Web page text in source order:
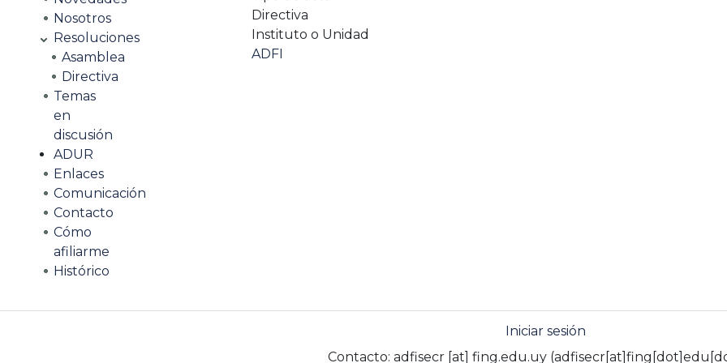
Nosotros
Resoluciones
Asamblea
Directiva
Temas
en
discusión
ADUR
Enlaces
Comunicación
Contacto
Cómo
afiliarme
Histórico
Directiva
Instituto o Unidad
ADFI
Iniciar sesión
Contacto: adfisecr [at] fing.edu.uy